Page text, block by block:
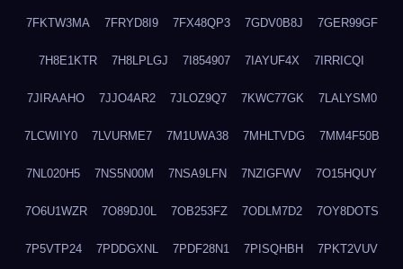
7FKTW3MA 7FRYD8I9 7FX48QP3 7GDV0B8J 7GER99GF
7H8E1KTR 7H8LPLGJ 7I854907 7IAYUF4X 7IRRICQI
7JIRAAHO 7JJO4AR2 7JLOZ9Q7 7KWC77GK 7LALYSM0
7LCWIIY0 7LVURME7 7M1UWA38 7MHLTVDG 7MM4F50B
7NL020H5 7NS5N00M 7NSA9LFN 7NZIGFWV 7O15HQUY
7O6U1WZR 7O89DJ0L 7OB253FZ 7ODLM7D2 7OY8DOTS
7P5VTP24 7PDDGXNL 7PDF28N1 7PISQHBH 7PKT2VUV